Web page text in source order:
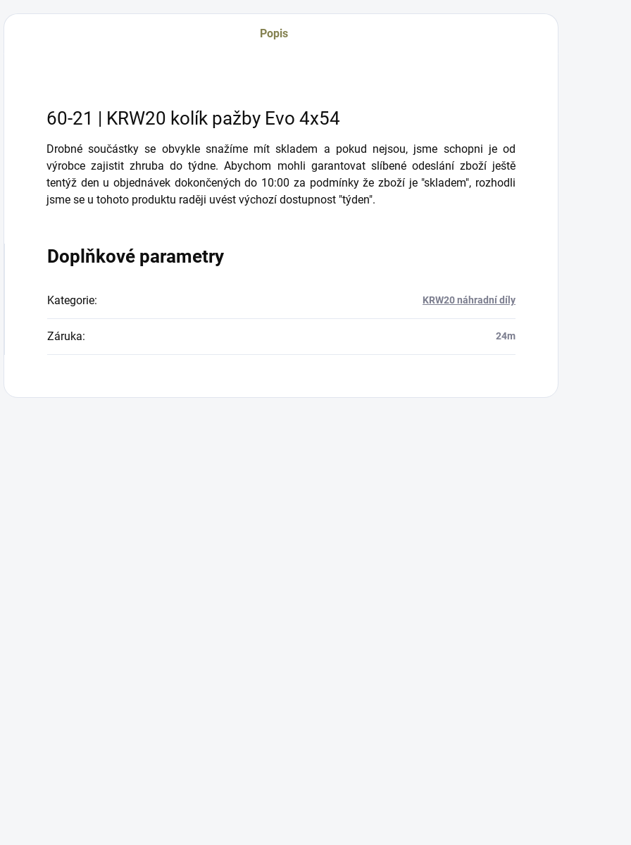
Popis
60-21 | KRW20 kolík pažby Evo 4x54
Drobné součástky se obvykle snažíme mít skladem a pokud nejsou, jsme schopni je od
výrobce zajistit zhruba do týdne. Abychom mohli garantovat slíbené odeslání zboží ještě
tentýž den u objednávek dokončených do 10:00 za podmínky že zboží je "skladem", rozhodli
jsme se u tohoto produktu raději uvést výchozí dostupnost "týden".
Doplňkové parametry
Kategorie: KRW20 náhradní díly
Záruka: 24m